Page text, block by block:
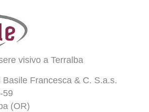
visivo a Terralba
Basile Francesca & C. S.a.s.
59
(OR)